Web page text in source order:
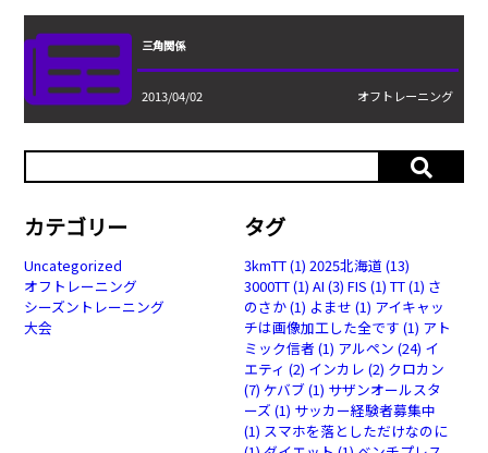
三角関係
2013/04/02 オフトレーニング
カテゴリー
Uncategorized
オフトレーニング
シーズントレーニング
大会
タグ
3kmTT(1) 2025北海道 (13)
3000TT(1) AI (3) FIS (1) TT(1) さ
のさか(1) よませ (1) アイキャッ
チは画像加工した全です (1) アト
ミック信者 (1) アルペン (24) イ
エティ (2) インカレ (2) クロカン
(7) ケバブ(1) サザンオールスタ
ーズ (1) サッカー経験者募集中
(1) スマホを落としただけなのに